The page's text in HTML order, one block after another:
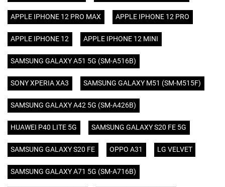
APPLE IPHONE 12 PRO MAX APPLE IPHONE 12 PRO
APPLE IPHONE 12 APPLE IPHONE 12 MINI
SAMSUNG GALAXY A51 5G (SM-A516B)
SONY XPERIA XA3 SAMSUNG GALAXY M51 (SM-M515F)
SAMSUNG GALAXY A42 5G (SM-A426B)
HUAWEI P40 LITE 5G SAMSUNG GALAXY S20 FE 5G
SAMSUNG GALAXY S20 FE OPPO A31 LG VELVET
SAMSUNG GALAXY A71 5G (SM-A716B)